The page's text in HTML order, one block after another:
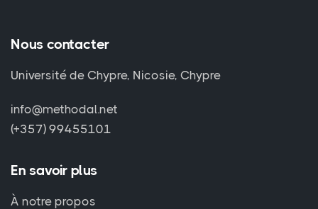
Nous contacter
Université de Chypre, Nicosie, Chypre
info@methodal.net
(+357) 99455101
En savoir plus
À notre propos